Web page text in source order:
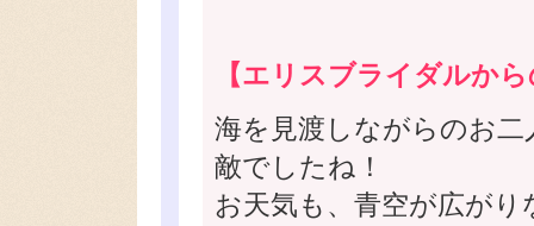
【エリスブライダルか
海を見渡しながらのお
敵でしたね！
お天気も、青空が広が